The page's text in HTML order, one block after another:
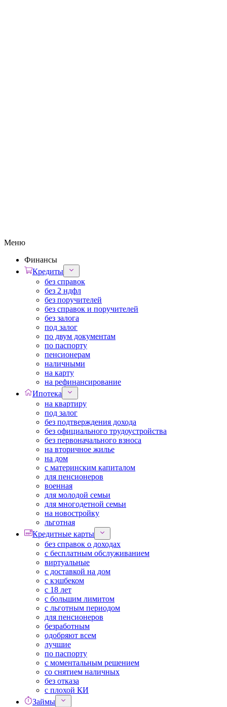
Меню
Финансы
Кредиты
без справок
без 2 ндфл
без поручителей
без справок и поручителей
без залога
под залог
по двум документам
по паспорту
пенсионерам
наличными
на карту
на рефинансирование
Ипотека
на квартиру
под залог
без подтверждения дохода
без официального трудоустройства
без первоначального взноса
на вторичное жилье
на дом
с материнским капиталом
для пенсионеров
военная
для молодой семьи
для многодетной семьи
на новостройку
льготная
Кредитные карты
без справок о доходах
с бесплатным обслуживанием
виртуальные
с доставкой на дом
с кэшбеком
с 18 лет
с большим лимитом
с льготным периодом
для пенсионеров
безработным
одобряют всем
лучшие
по паспорту
с моментальным решением
со снятием наличных
без отказа
с плохой КИ
Займы